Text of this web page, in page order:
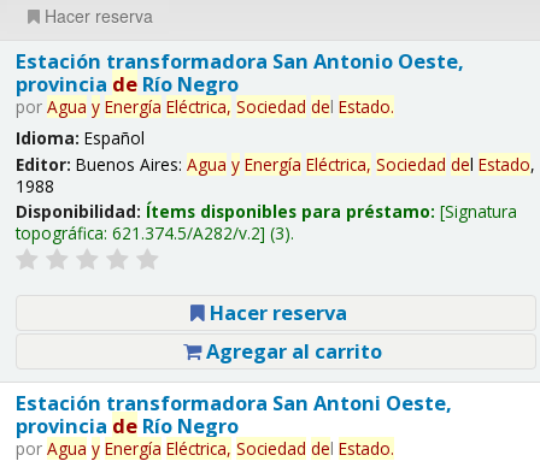
Hacer reserva
Estación transformadora San Antonio Oeste,
provincia deRío Negro
por Agua y Energía Eléctrica, Sociedad del Estado.
Idioma: Español
Editor: Buenos Aires: Agua y Energía Eléctrica, Sociedad del Estado,
1988
Disponibilidad: Ítems disponibles para préstamo: Signatura
topográfica: 621.374.5/A282/v.2 (3).
Hacer reserva
Agregar al carrito
Estación transformadora San Antoni Oeste,
provincia deRío Negro
por Agua y Energía Eléctrica, Sociedad del Estado.